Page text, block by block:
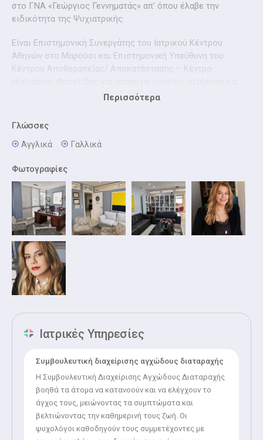
στο ΓΝΑ «Γεώργιος Γεννηματάς» απ’ όπου έλαβε την
ειδικότητα της Ψυχιατρικής.
Είναι Επιστημονική Συνεργάτης του Ιατρικού Κέντρου
Αθηνών στο Μαρούσι και Επιστημονική Υπεύθυνη του
Κέντρου Αποθεραπείας/ Αποκατάστασης – Κέντρο
(Αιγινήτειο νοσοκομείο, Ελληνική Εταιρεία Ομαδικής
Ανάλυσης και Οικογενειακής Θεραπείας Μ. Γιωσαφάτ,
Κατάκη) και είναι NLP Practitioner πιστοποιημένη
εκπαιδεύτρια νευρογλωσσικού προγραμματισμού.
Τέλος, συμμετέχει σε πολυάριθμα συνέδρια στην Ελλάδα
και το εξωτερικό.
Περισσότερα
Γλώσσες
Αγγλικά
Γαλλικά
Φωτογραφίες
Ιατρικές Υπηρεσίες
Συμβουλευτική διαχείρισης αγχώδους διαταραχής
Η Συμβουλευτική Διαχείρισης Αγχώδους Διαταραχής
βοηθά τα άτομα να κατανοούν και να ελέγχουν το
άγχος τους, μειώνοντας τα συμπτώματα και
βελτιώνοντας την καθημερινή τους ζωή. Οι
ψυχολόγοι καθοδηγούν τους συμμετέχοντες με